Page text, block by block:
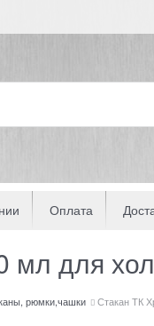
Оплата
мл для
рюмки,чашки Стакан ТК